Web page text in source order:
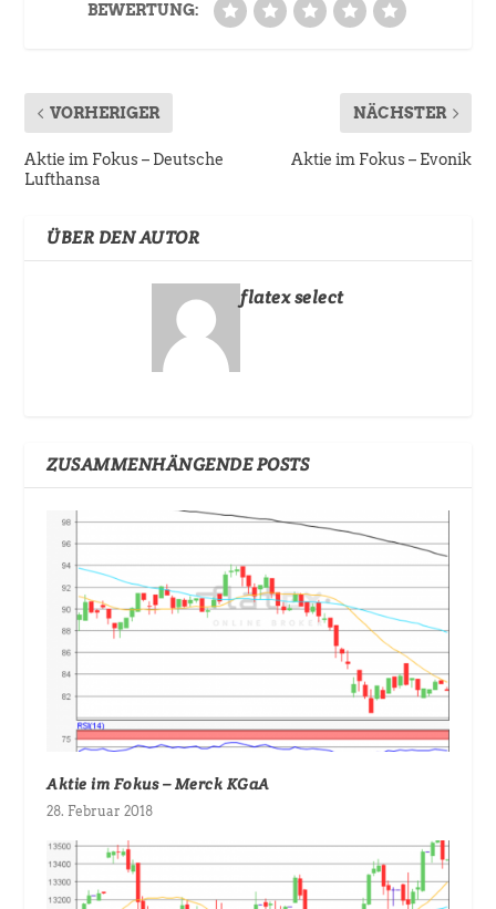
BEWERTUNG:
VORHERIGER
Aktie im Fokus – Deutsche
Lufthansa
NÄCHSTER
Aktie im Fokus – Evonik
ÜBER DEN AUTOR
flatex select
ZUSAMMENHÄNGENDE POSTS
Aktie im Fokus – Merck KGaA
28. Februar 2018